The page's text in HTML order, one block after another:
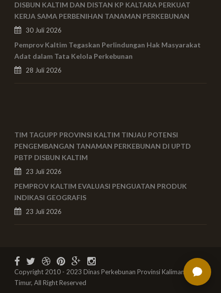
DISBUN KALTIM DAN DISTAN KP KALTARA PERKUAT
KERJA SAMA PERBENIHAN TANAMAN PERKEBUNAN
30 Juli 2026
Pemprov Kaltim Tegaskan Perlindungan Hak Masyarakat
Adat dalam Tata Kelola Perkebunan
28 Juli 2026
TIM TAGUPP PROVINSI KALTIM TINJAU POTENSI
PENGEMBANGAN TANAMAN PERKEBUNAN DI UPTD
PBTP DISBUN KALTIM
23 Juli 2026
PEMPROV KALTIM EVALUASI PENGUATAN PRODUK
INDIKASI GEOGRAFIS
23 Juli 2026
Copyright 2010 - 2023 Dinas Perkebunan Provinsi Kalimantan
Timur, All Right Reserved